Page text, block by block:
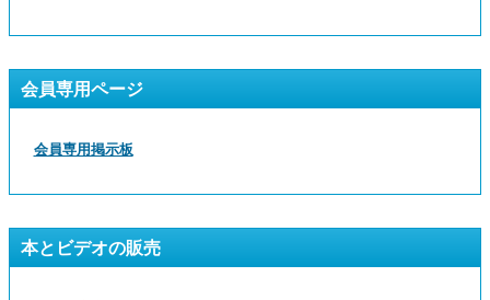
会員専用ページ
会員専用掲示板
本とビデオの販売